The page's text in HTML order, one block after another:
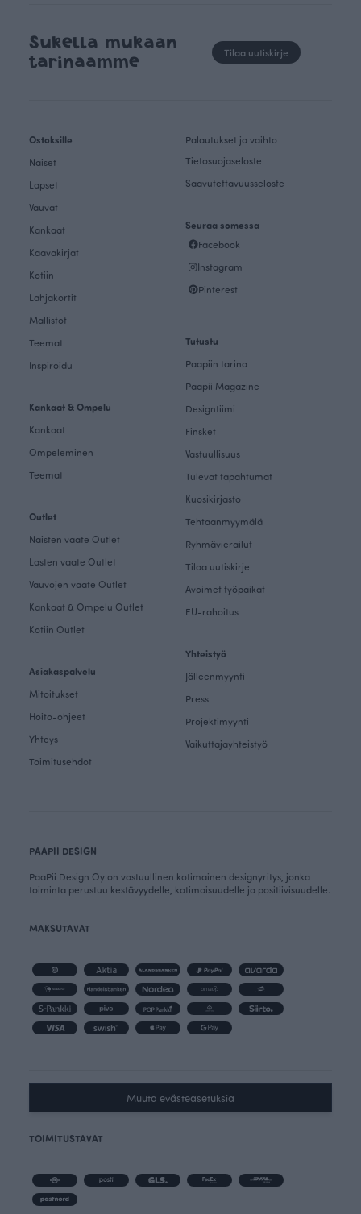
Sukella mukaan
tarinaamme
Tilaa uutiskirje
Ostoksille
Naiset
Lapset
Vauvat
Kankaat
Kaavakirjat
Kotiin
Lahjakortit
Mallistot
Teemat
Inspiroidu
Kankaat & Ompelu
Kankaat
Ompeleminen
Teemat
Outlet
Naisten vaate Outlet
Lasten vaate Outlet
Vauvojen vaate Outlet
Kankaat & Ompelu Outlet
Kotiin Outlet
Asiakaspalvelu
Mitoitukset
Hoito-ohjeet
Yhteys
Toimitusehdot
Palautukset ja vaihto
Tietosuojaseloste
Saavutettavuusseloste
Seuraa somessa
Facebook
Instagram
Pinterest
Tutustu
Paapiin tarina
Paapii Magazine
Designtiimi
Finsket
Vastuullisuus
Tulevat tapahtumat
Kuosikirjasto
Tehtaanmyymälä
Ryhmävierailut
Tilaa uutiskirje
Avoimet työpaikat
EU-rahoitus
Yhteistyö
Jälleenmyynti
Press
Projektimyynti
Vaikuttajayhteistyö
PAAPII DESIGN
PaaPii Design Oy on vastuullinen kotimainen designyritys, jonka
toiminta perustuu kestävyydelle, kotimaisuudelle ja positiivisuudelle.
MAKSUTAVAT
Muuta evästeasetuksia
TOIMITUSTAVAT